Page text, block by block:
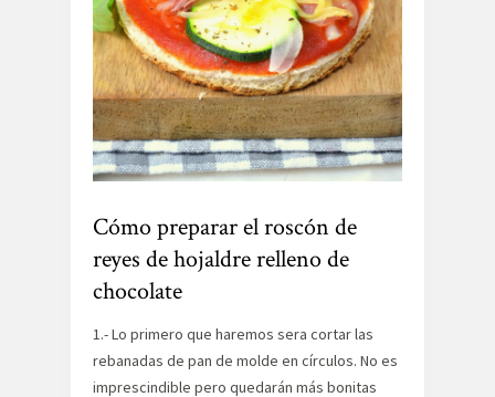
Cómo preparar el roscón de
reyes de hojaldre relleno de
chocolate
1.- Lo primero que haremos sera cortar las
rebanadas de pan de molde en círculos. No es
imprescindible pero quedarán más bonitas